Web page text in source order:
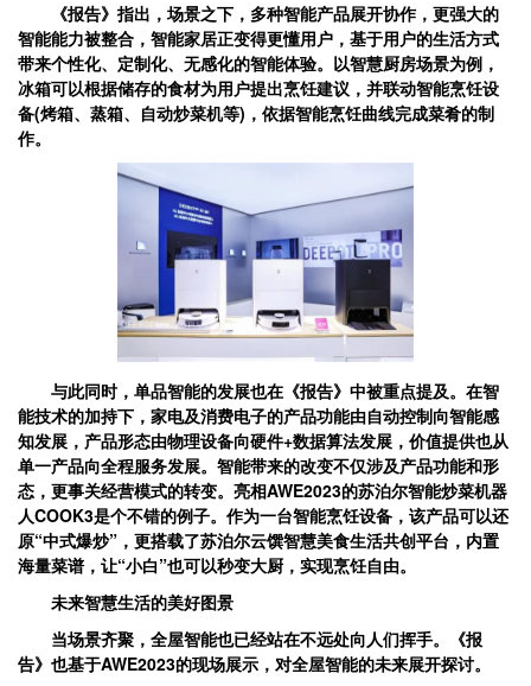
《报告》指出，场景之下，多种智能产品展开协作，更强大的
智能能力被整合，智能家居正变得更懂用户，基于用户的生活方式
带来个性化、定制化、无感化的智能体验。以智慧厨房场景为例，
冰箱可以根据储存的食材为用户提出烹饪建议，并联动智能烹饪设
备(烤箱、蒸箱、自动炒菜机等)，依据智能烹饪曲线完成菜肴的制
作。
与此同时，单品智能的发展也在《报告》中被重点提及。在智
能技术的加持下，家电及消费电子的产品功能由自动控制向智能感
知发展，产品形态由物理设备向硬件+数据算法发展，价值提供也从
单一产品向全程服务发展。智能带来的改变不仅涉及产品功能和形
态，更事关经营模式的转变。亮相AWE2023的苏泊尔智能炒菜机器
人COOK3是个不错的例子。作为一台智能烹饪设备，该产品可以还
原“中式爆炒”，更搭载了苏泊尔云馔智慧美食生活共创平台，内置
海量菜谱，让“小白”也可以秒变大厨，实现烹饪自由。
未来智慧生活的美好图景
当场景齐聚，全屋智能也已经站在不远处向人们挥手。《报
告》也基于AWE2023的现场展示，对全屋智能的未来展开探讨。